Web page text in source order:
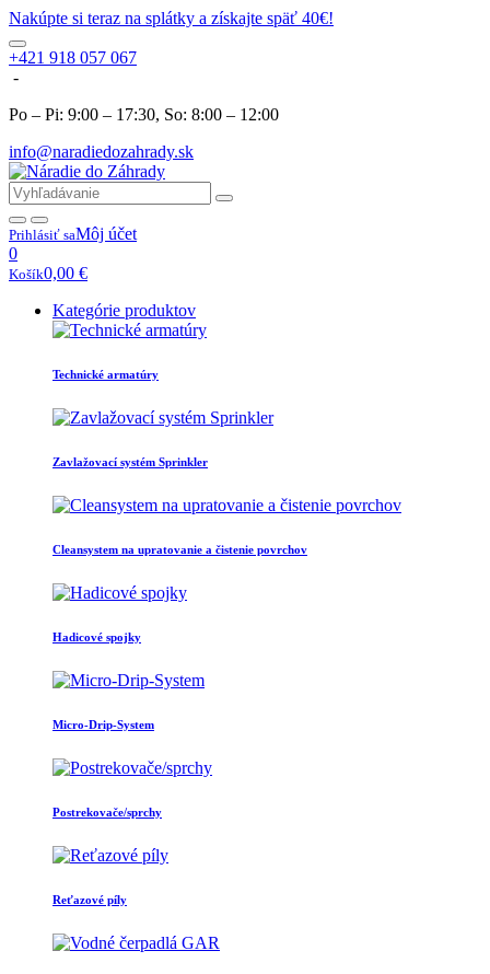
Nakúpte si teraz na splátky a získajte späť 40€!
+421 918 057 067
-
Po – Pi: 9:00 – 17:30, So: 8:00 – 12:00
info@naradiedozahrady.sk
Prihlásiť saMôj účet
0
Košík0,00 €
Kategórie produktov
Technické armatúry
Zavlažovací systém Sprinkler
Cleansystem na upratovanie a čistenie povrchov
Hadicové spojky
Micro-Drip-System
Postrekovače/sprchy
Reťazové píly